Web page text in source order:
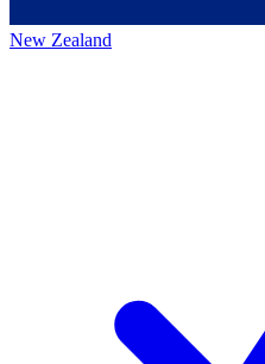
New Zealand